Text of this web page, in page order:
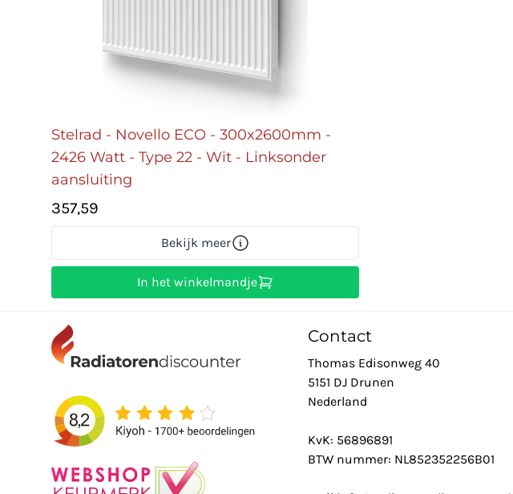
Stelrad - Novello ECO - 300x2600mm -
2426 Watt - Type 22 - Wit - Linksonder
aansluiting
357,59
Bekijk meer
In het winkelmandje
Contact
Thomas Edisonweg 40
5151 DJ Drunen
Nederland
KvK: 56896891
BTW nummer: NL852352256B01